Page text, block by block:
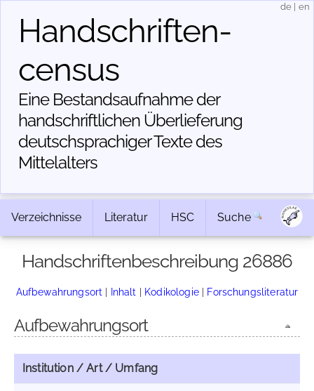
Handschriften­
census
Eine Bestandsaufnahme der
handschriftlichen Über­lieferung
deutschsprachiger Texte des
Mittelalters
de en
Verzeichnisse Literatur HSC Suche
Handschriftenbeschreibung 26886
Aufbewahrungsort | Inhalt | Kodikologie| Forschungsliteratur
Aufbewahrungsort
Institution / Art / Umfang